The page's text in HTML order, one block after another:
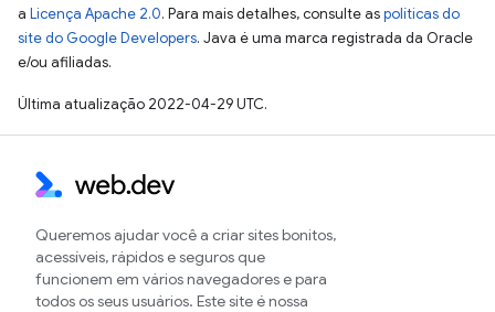
a Licença Apache 2.0. Para mais detalhes, consulte aspolíticas do
site do Google Developers. Java é uma marca registrada da Oracle
e/ou afiliadas.
Última atualização 2022-04-29 UTC.
Queremos ajudar você a criar sites bonitos,
acessíveis, rápidos e seguros que
funcionem em vários navegadores e para
todos os seus usuários. Este site é nossa